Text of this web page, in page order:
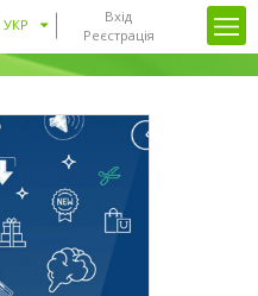
Вхід
Реєстрація
УКР